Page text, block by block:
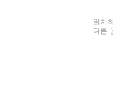
일치
다른